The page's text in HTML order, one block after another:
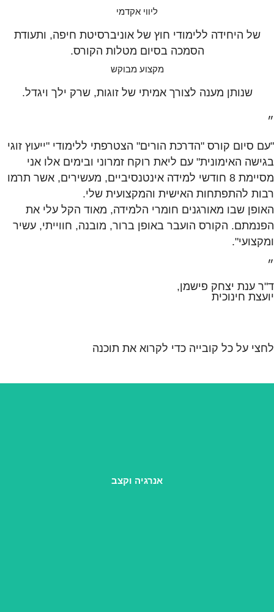
ליווי אקדמי
של היחידה ללימודי חוץ של אוניברסיטת חיפה, ותעודת
הסמכה בסיום מטלות הקורס.
מקצוע מבוקש
שנותן מענה לצורך אמיתי של זוגות, שרק ילך ויגדל.
״
"עם סיום קורס "הדרכת הורים" הצטרפתי ללימודי "ייעוץ זוגי
בגישה האימונית" עם ליאת רוקח זמרוני ובימים אלו אני
מסיימת 8 חודשי למידה אינטנסיביים, מעשירים, אשר תרמו
רבות להתפתחות האישית והמקצועית שלי.
האופן שבו מאורגנים חומרי הלמידה, מאוד הקל עלי את
הפנמתם. הקורס הועבר באופן ברור, מובנה, חווייתי, עשיר
ומקצועי".
״
ד"ר ענת יצחק פישמן,
יועצת חינוכית
לחצי על כל קובייה כדי לקרוא את תוכנה
אנרגיה וקצב